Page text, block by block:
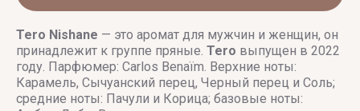
Tero Nishane — это аромат для мужчин и женщин, он
принадлежит к группе пряные. Tero выпущен в 2022
году. Парфюмер: Carlos Benaïm. Верхние ноты:
Карамель, Сычуанский перец, Черный перец и Соль;
средние ноты: Пачули и Корица; базовые ноты: